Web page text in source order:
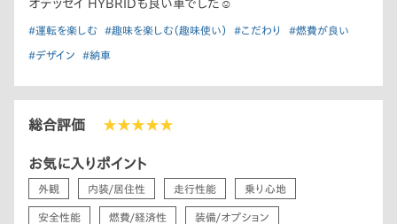
オデッセイ HYBRIDも良い車でした☺️
#運転を楽しむ #趣味を楽しむ（趣味使い） #こだわり #燃費が良い
#デザイン #納車
総合評価 ★★★★★
お気に入りポイント
外観 内装/居住性 走行性能 乗り心地
安全性能 燃費/経済性 装備/オプション